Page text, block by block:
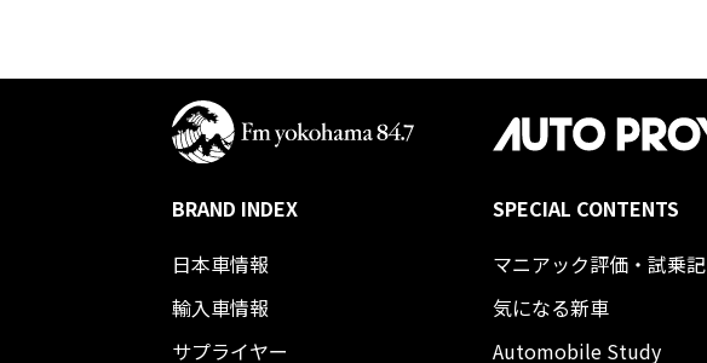
BRAND INDEX
日本車情報​
輸入車情報
サプライヤー
SPECIAL CONTENTS
マニアック評価・試乗記
気になる新車
Automobile Study